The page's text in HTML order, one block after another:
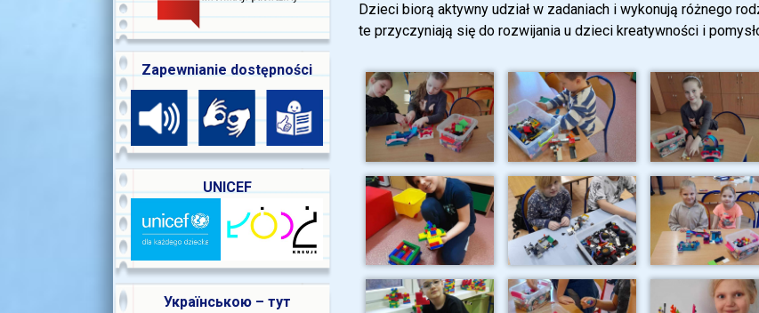
Dzieci biorą aktywny udział w zadaniach i wykonują różnego
te przyczyniają się do rozwijania u dzieci kreatywności i
Zapewnianie dostępności
UNICEF
Українською – тут